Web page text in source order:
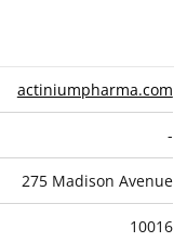
actiniumpharma.com
-
275 Madison Avenue
10016